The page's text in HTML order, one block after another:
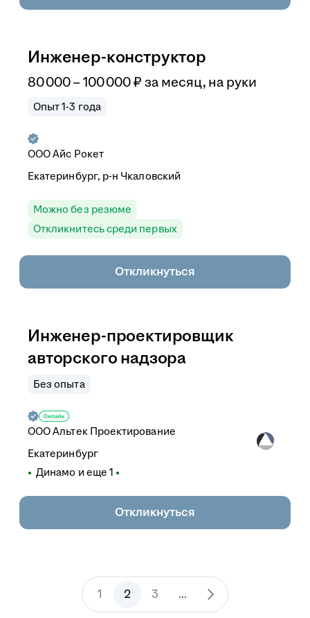
Инженер-конструктор
80 000–100 000₽ за месяц, на руки
Опыт 1-3 года
ОООАйс Рокет
Екатеринбург, р-н Чкаловский
Можно без резюме
Откликнитесь среди первых
Откликнуться
Инженер-проектировщик
авторского надзора
Без опыта
ОООАльтек Проектирование
Екатеринбург
Динамо и еще 1
Откликнуться
1 2 3 ...